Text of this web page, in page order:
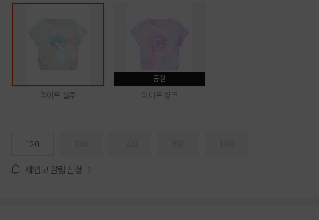
라이트 블루
품절
라이트 핑크
120
재입고 알림 신청